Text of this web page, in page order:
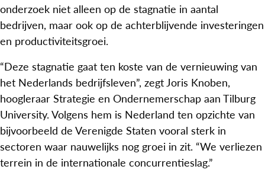
onderzoek niet alleen op de stagnatie in aantal
bedrijven, maar ook op de achterblijvende investeringen
en productiviteitsgroei.
“Deze stagnatie gaat ten koste van de vernieuwing van
het Nederlands bedrijfsleven”, zegt Joris Knoben,
hoogleraar Strategie en Ondernemerschap aan Tilburg
University. Volgens hem is Nederland ten opzichte van
bijvoorbeeld de Verenigde Staten vooral sterk in
sectoren waar nauwelijks nog groei in zit. “We verliezen
terrein in de internationale concurrentieslag.”